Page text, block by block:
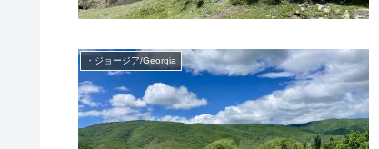
・ジョージア/Georgia